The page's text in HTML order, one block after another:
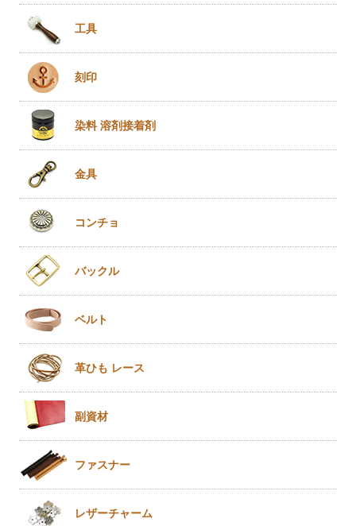
工具
刻印
染料 溶剤接着剤
金具
コンチョ
バックル
ベルト
革ひも レース
副資材
ファスナー
レザーチャーム